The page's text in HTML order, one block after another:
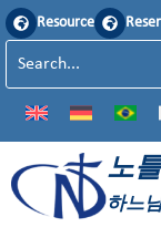
Resource
노
하느